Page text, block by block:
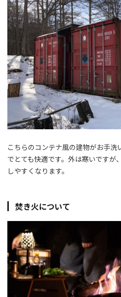
こちらのコンテナ風の建物がお手洗
でとても快適です。外は寒いですが
しやすくなります。
焚き火について